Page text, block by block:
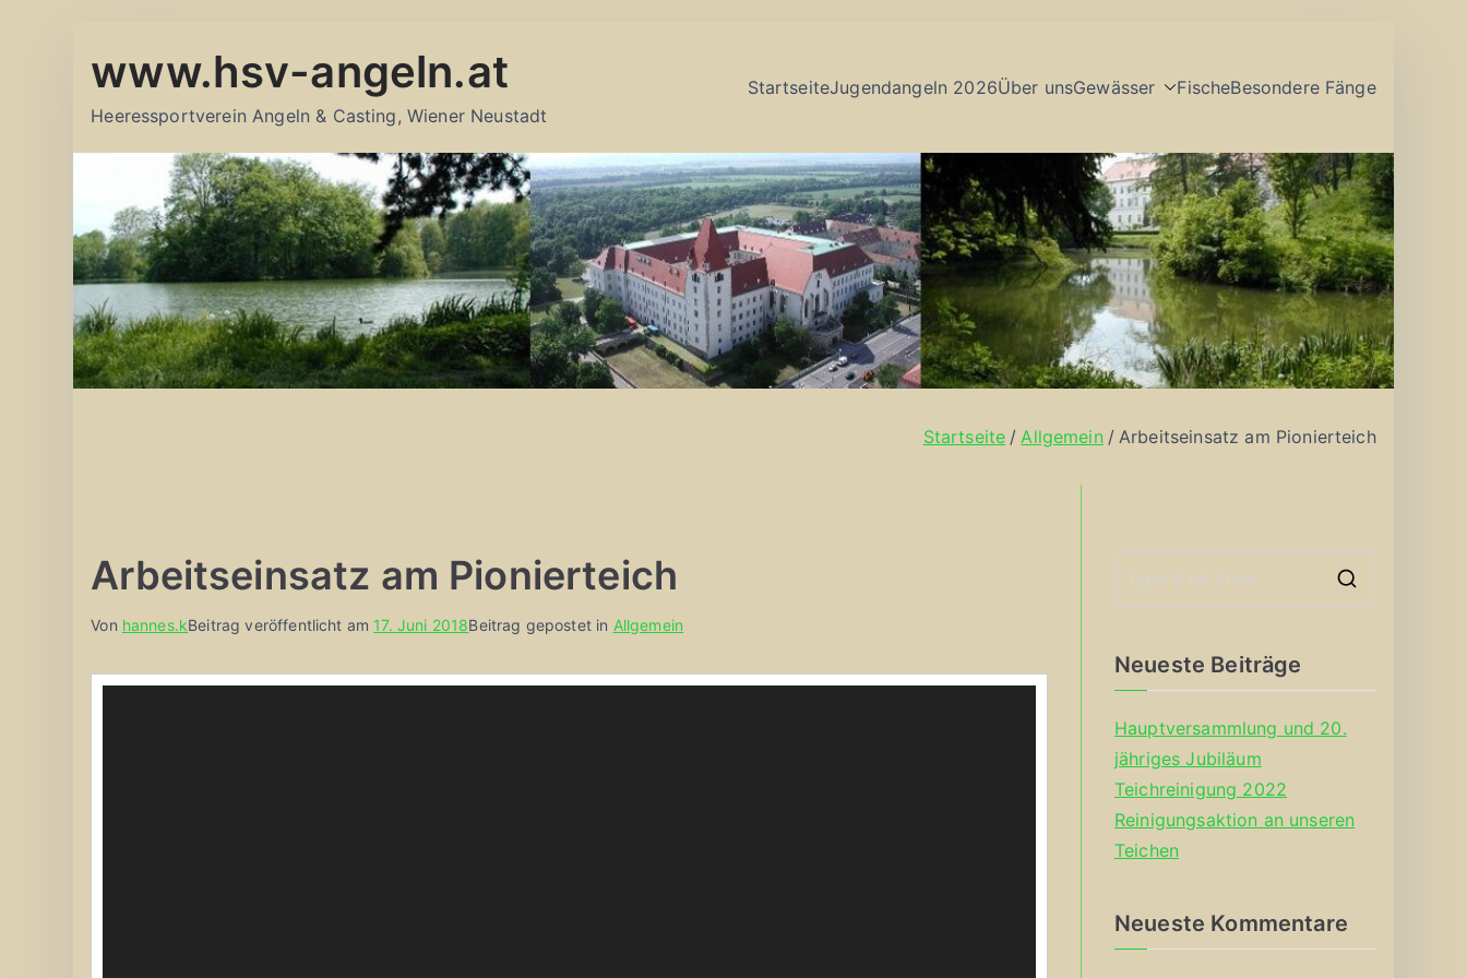
Inhalt
www.hsv-angeln.at
Heeressportverein Angeln & Casting, Wiener Neustadt
StartseiteJugendangeln 2026Über unsGewässer FischeBesondere Fänge
Startseite Allgemein Arbeitseinsatz am Pionierteich
Arbeitseinsatz am Pionierteich
Von hannes.kBeitrag veröffentlicht am 17. Juni 2018Beitrag gepostet in Allgemein
Neueste Beiträge
Hauptversammlung und 20.
jähriges Jubiläum
Teichreinigung 2022
Reinigungsaktion an unseren
Teichen
Neueste Kommentare